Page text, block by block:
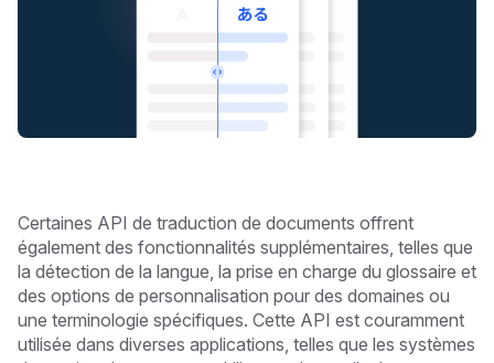
Certaines API de traduction de documents offrent
également des fonctionnalités supplémentaires, telles que
la détection de la langue, la prise en charge du glossaire et
des options de personnalisation pour des domaines ou
une terminologie spécifiques. Cette API est couramment
utilisée dans diverses applications, telles que les systèmes